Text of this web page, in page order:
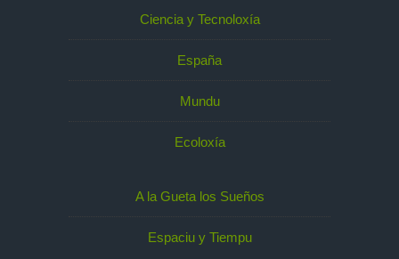
Ciencia y Tecnoloxía
España
Mundu
Ecoloxía
A la Gueta los Sueños
Espaciu y Tiempu